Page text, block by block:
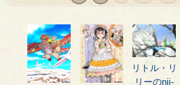
prev
リトル・リ
リーのnii-